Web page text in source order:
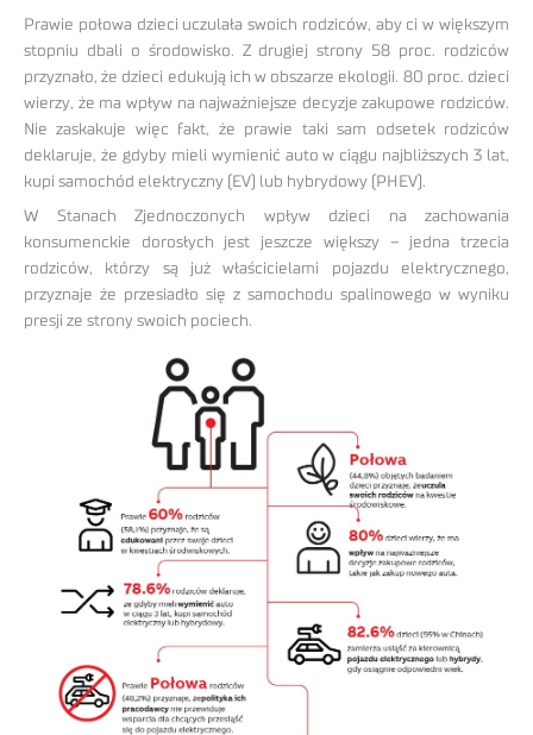
Prawie połowa dzieci uczulała swoich rodziców, aby ci w większym
stopniu dbali o środowisko. Z drugiej strony 58 proc. rodziców
przyznało, że dzieci edukują ich w obszarze ekologii. 80 proc. dzieci
wierzy, że ma wpływ na najważniejsze decyzje zakupowe rodziców.
Nie zaskakuje więc fakt, że prawie taki sam odsetek rodziców
deklaruje, że gdyby mieli wymienić auto w ciągu najbliższych 3 lat,
kupi samochód elektryczny (EV) lub hybrydowy (PHEV).
W Stanach Zjednoczonych wpływ dzieci na zachowania
konsumenckie dorosłych jest jeszcze większy – jedna trzecia
rodziców, którzy są już właścicielami pojazdu elektrycznego,
przyznaje że przesiadło się z samochodu spalinowego w wyniku
presji ze strony swoich pociech.